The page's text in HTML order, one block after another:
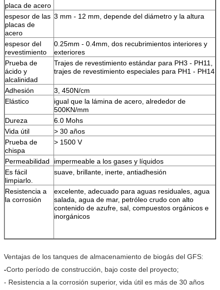
placa de acero
espesor de las
placas de
acero
3 mm - 12 mm, depende del diámetro y la altura
espesor del
revestimiento
0.25mm - 0.4mm, dos recubrimientos interiores y
exteriores
Prueba de
ácido y
alcalinidad
Trajes de revestimiento estándar para PH3 - PH11,
trajes de revestimiento especiales para PH1 - PH14
Adhesión
3, 450N/cm
Elástico
igual que la lámina de acero, alrededor de
500KN/mm
Dureza
6.0 Mohs
Vida útil
> 30 años
Prueba de
chispa
> 1500 V
Permeabilidad
impermeable a los gases y líquidos
Es fácil
limpiarlo.
suave, brillante, inerte, antiadhesión
Resistencia a
la corrosión
excelente, adecuado para aguas residuales, agua
salada, agua de mar, petróleo crudo con alto
contenido de azufre, sal, compuestos orgánicos e
inorgánicos
Ventajas de los tanques de almacenamiento de biogás del GFS:
-Corto período de construcción, bajo coste del proyecto;
- Resistencia a la corrosión superior, vida útil es más de 30 años